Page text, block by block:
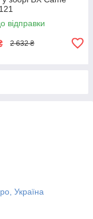
відправки
2 632 ₴
Україна